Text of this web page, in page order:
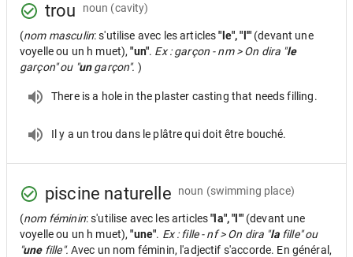
trou noun (cavity)
(nom masculin: s'utilise avec les articles"le", "l'" (devant une
voyelle ou un h muet),"un". Ex : garçon - nm > On dira "le
garçon" ou "ungarçon". )
There is a hole in the plaster casting that needs filling.
Il y a un trou dans le plâtre qui doit être bouché.
piscine naturelle noun (swimming place)
(nom féminin: s'utilise avec les articles"la", "l'" (devant une
voyelle ou un h muet),"une". Ex : fille - nf > On dira "lafille" ou
"unefille". Avec un nom féminin, l'adjectif s'accorde. En général,